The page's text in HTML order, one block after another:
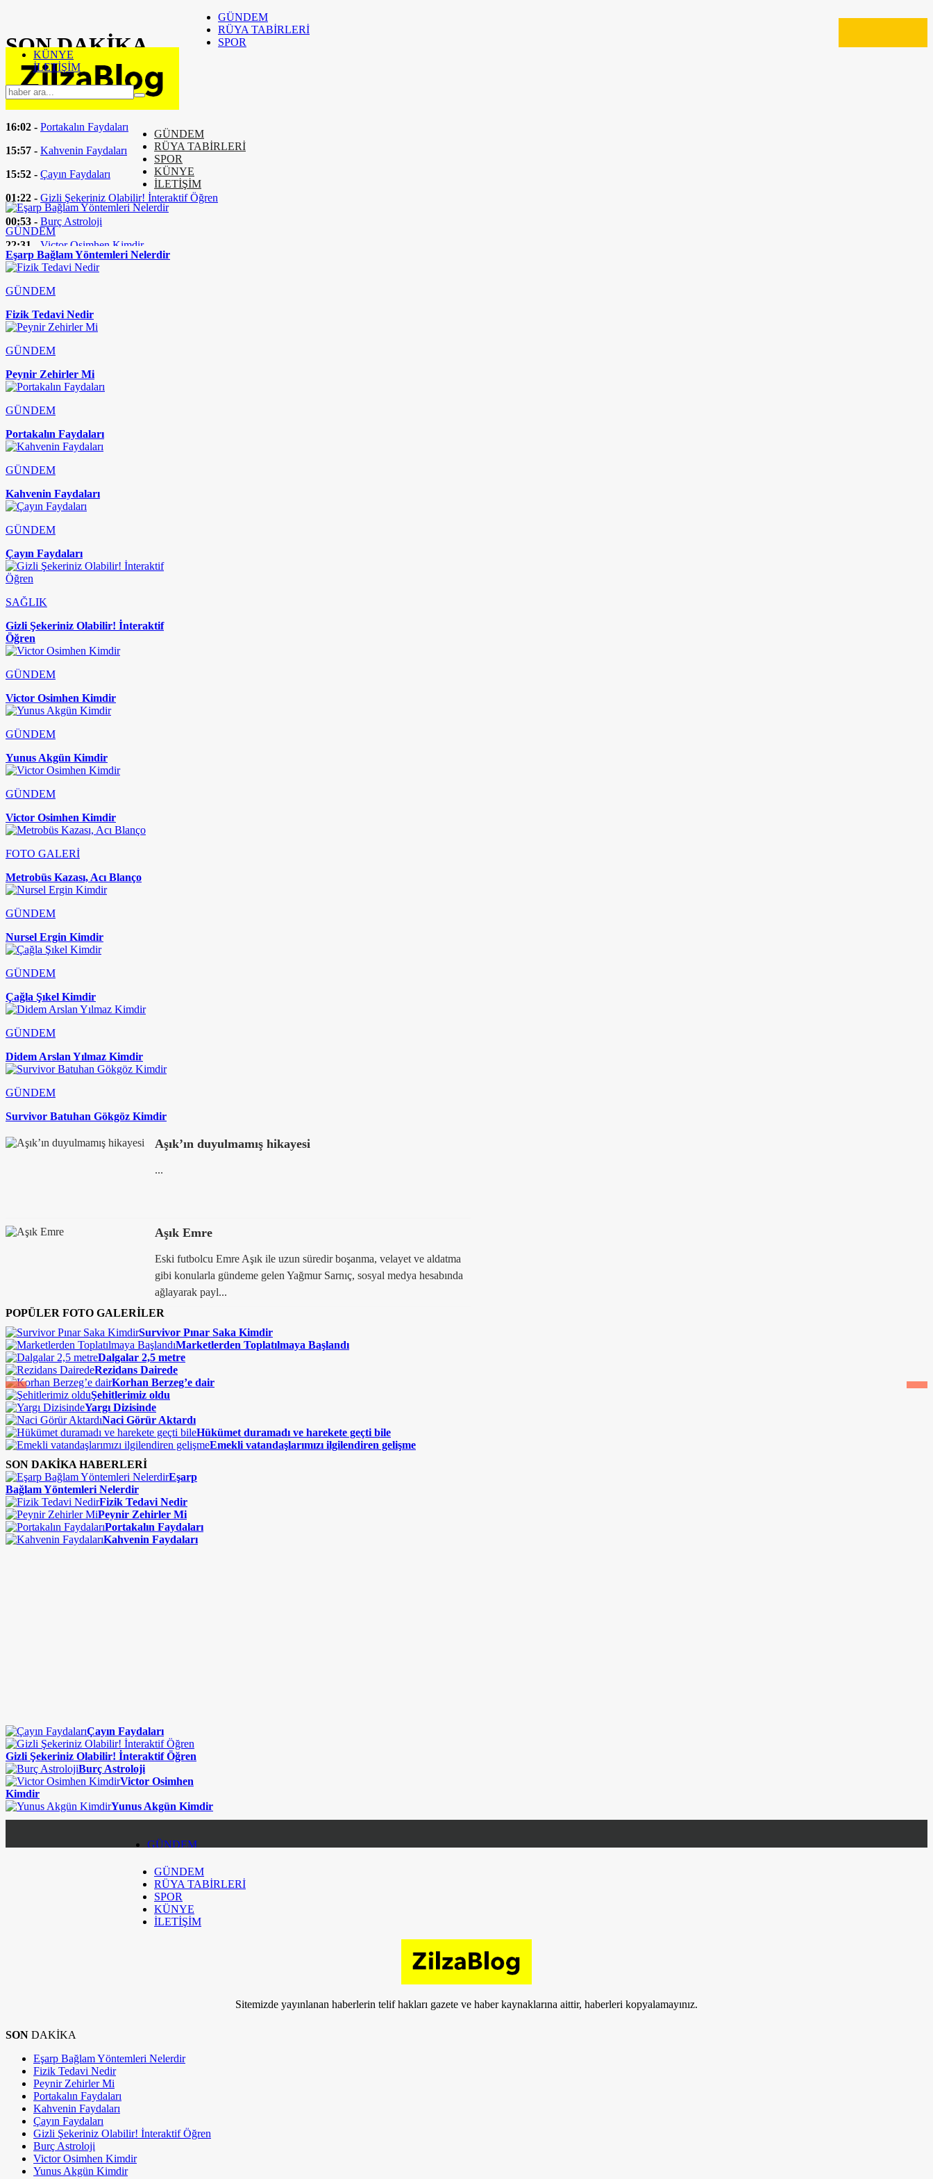
SON DAKİKA
16:24 -
Fizik Tedavi Nedir
16:04 -Peynir Zehirler Mi
16:02 - Portakalın Faydaları
15:57 - Kahvenin Faydaları
15:52 - Çayın Faydaları
01:22 - Gizli Şekeriniz Olabilir! İnteraktif Öğren
00:53 - Burç Astroloji
22:31 - Victor Osimhen Kimdir
GÜNDEM
RÜYA TABİRLERİ
SPOR
KÜNYE
İLETİŞİM
GÜNDEM
RÜYA TABİRLERİ
SPOR
KÜNYE
İLETİŞİM
GÜNDEM
Eşarp Bağlam Yöntemleri Nelerdir
GÜNDEM
Fizik Tedavi Nedir
GÜNDEM
Peynir Zehirler Mi
GÜNDEM
Portakalın Faydaları
GÜNDEM
Kahvenin Faydaları
GÜNDEM
Çayın Faydaları
SAĞLIK
Gizli Şekeriniz Olabilir! İnteraktif
Öğren
GÜNDEM
Victor Osimhen Kimdir
GÜNDEM
Yunus Akgün Kimdir
GÜNDEM
Victor Osimhen Kimdir
FOTO GALERİ
Metrobüs Kazası, Acı Blanço
GÜNDEM
Nursel Ergin Kimdir
GÜNDEM
Çağla Şıkel Kimdir
GÜNDEM
Didem Arslan Yılmaz Kimdir
GÜNDEM
Survivor Batuhan Gökgöz Kimdir
Aşık’ın duyulmamış hikayesi
...
Aşık Emre
Eski futbolcu Emre Aşık ile uzun süredir boşanma, velayet ve aldatma
gibi konularla gündeme gelen Yağmur Sarnıç, sosyal medya hesabında
ağlayarak payl...
POPÜLER FOTO GALERİLER
Survivor Pınar Saka Kimdir
Marketlerden Toplatılmaya Başlandı
Dalgalar 2,5 metre
Rezidans Dairede
Korhan Berzeg’e dair
Şehitlerimiz oldu
Yargı Dizisinde
Naci Görür Aktardı
Hükümet duramadı ve harekete geçti bile
Emekli vatandaşlarımızı ilgilendiren gelişme
SON DAKİKA HABERLERİ
Eşarp
Bağlam Yöntemleri Nelerdir
Fizik Tedavi Nedir
Peynir Zehirler Mi
Portakalın Faydaları
Kahvenin Faydaları
Çayın Faydaları
Gizli Şekeriniz Olabilir! İnteraktif Öğren
Burç Astroloji
Victor Osimhen
Kimdir
Yunus Akgün Kimdir
GÜNDEM
RÜYA TABİRLERİ
SPOR
KÜNYE
GÜNDEM
RÜYA TABİRLERİ
SPOR
KÜNYE
İLETİŞİM
Sitemizde yayınlanan haberlerin telif hakları gazete ve haber kaynaklarına aittir, haberleri kopyalamayınız.
SON DAKİKA
Eşarp Bağlam Yöntemleri Nelerdir
Fizik Tedavi Nedir
Peynir Zehirler Mi
Portakalın Faydaları
Kahvenin Faydaları
Çayın Faydaları
Gizli Şekeriniz Olabilir! İnteraktif Öğren
Burç Astroloji
Victor Osimhen Kimdir
Yunus Akgün Kimdir